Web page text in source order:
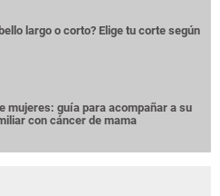
largo o corto? Elige tu corte según
mujeres: guía para acompañar a su
con cáncer de mama